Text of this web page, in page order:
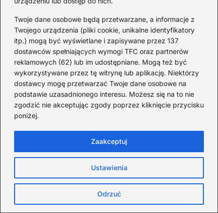
Twoje dane osobowe będą przetwarzane, a informacje z
Twojego urządzenia (pliki cookie, unikalne identyfikatory
itp.) mogą być wyświetlane i zapisywane przez 137
dostawców spełniających wymogi TFC oraz partnerów
reklamowych (62) lub im udostępniane. Mogą też być
wykorzystywane przez tę witrynę lub aplikację. Niektórzy
dostawcy mogę przetwarzać Twoje dane osobowe na
podstawie uzasadnionego interesu. Możesz się na to nie
zgodzić nie akceptując zgody poprzez kliknięcie przycisku
poniżej.
Ustawienia
Odrzuć
Zaakceptuj
Jaką pomoc może otrzymać
samotna matka:
przewodnik po wsparciu
finansowym, prawnym i
psychologicznym